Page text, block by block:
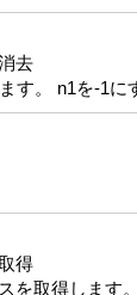
去
す。 n1を-1に
得
を取得します